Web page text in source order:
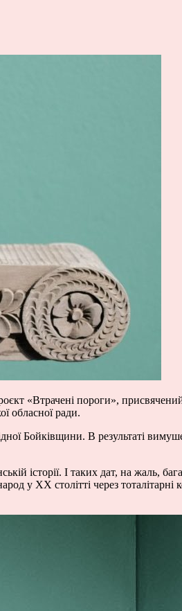
«Втрачені пороги»,
обласної ради.
Бойківщини. В результаті
історії. І таких дат, на жаль,
у ХХ столітті через